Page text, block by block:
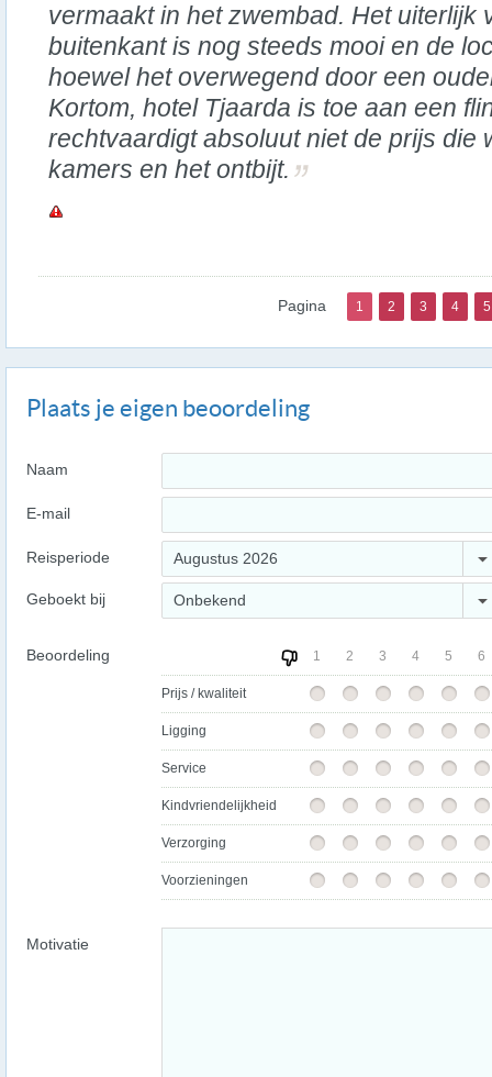
vermaakt in het zwembad. Het uiterlijk
buitenkant is nog steeds mooi en de
hoewel het overwegend door een
Kortom, hotel Tjaarda is toe aan een
rechtvaardigt absoluut niet de prijs die
kamers en het ontbijt.
Pagina 1 2 3 4 5
Plaats je eigen beoordeling
Naam
E-mail
Reisperiode Augustus 2026
Geboekt bij Onbekend
Beoordeling 1 2 3 4 5 6
Prijs / kwaliteit
Ligging
Service
Kindvriendelijkheid
Verzorging
Voorzieningen
Motivatie